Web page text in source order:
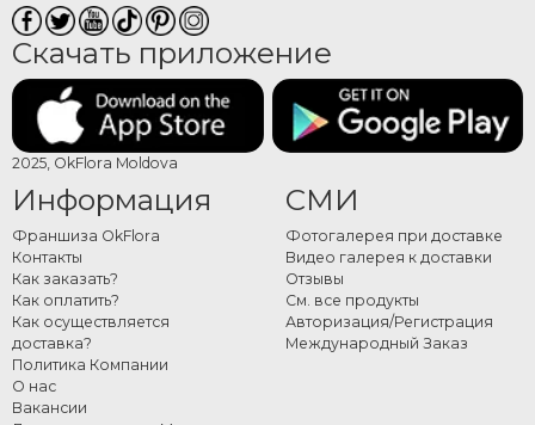
Скачать приложение
2025, OkFlora Moldova
Информация
Франшиза OkFlora
Контакты
Как заказать?
Как оплатить?
Как осуществляется
доставка?
Политика Компании
О нас
Вакансии
СМИ
Фотогалерея при доставке
Видео галерея к доставки
Отзывы
См. все продукты
Авторизация/Регистрация
Международный Заказ